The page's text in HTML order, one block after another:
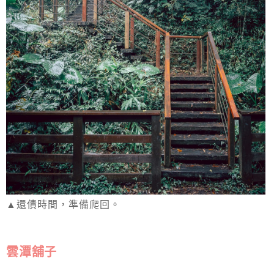
▲還債時間，準備爬回。
雲潭舖子